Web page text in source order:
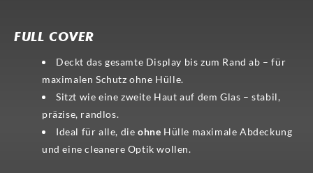
FULL COVER
Deckt das gesamte Display bis zum Rand ab – für
maximalen Schutz ohne Hülle.
Sitzt wie eine zweite Haut auf dem Glas – stabil,
präzise, randlos.
Ideal für alle, die ohne Hülle maximale Abdeckung
und eine cleanere Optik wollen.